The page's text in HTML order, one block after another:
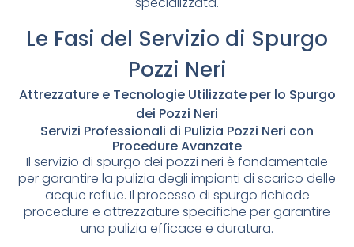
Le Fasi del Servizio di Spurgo
Pozzi Neri
Attrezzature e Tecnologie Utilizzate per lo Spurgo
dei Pozzi Neri
Servizi Professionali di Pulizia Pozzi Neri con
Procedure Avanzate
Il servizio di spurgo dei pozzi neri è fondamentale
per garantire la pulizia degli impianti di scarico delle
acque reflue. Il processo di spurgo richiede
procedure e attrezzature specifiche per garantire
una pulizia efficace e duratura.